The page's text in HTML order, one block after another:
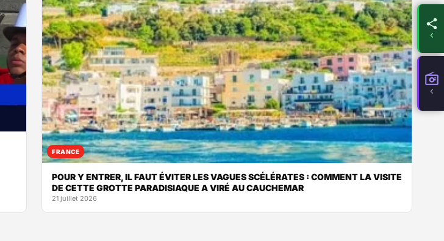
FRANCE
POUR Y ENTRER, IL FAUT ÉVITER LES VAGUES SCÉLÉRATES : COMMENT LA VISITE
DE CETTE GROTTE PARADISIAQUE A VIRÉ AU CAUCHEMAR
21 juillet 2026